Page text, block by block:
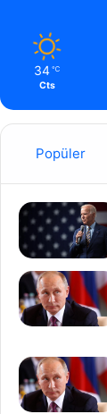
34 ℃
Cts
Popüler